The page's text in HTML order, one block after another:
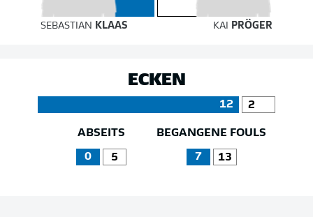
SEBASTIAN KLAAS KAI PRÖGER
ECKEN
12 2
ABSEITS
0 5
BEGANGENE FOULS
7 13